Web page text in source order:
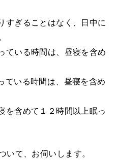
すぎることはなく、日中に
ている時間は、昼寝を含め
ている時間は、昼寝を含め
を含めて１２時間以上眠っ
いて、お伺いします。